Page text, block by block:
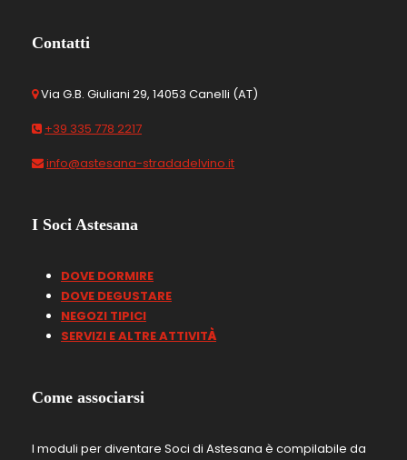
Contatti
Via G.B. Giuliani 29, 14053 Canelli (AT)
+39 335 778 2217
info@astesana-stradadelvino.it
I Soci Astesana
DOVE DORMIRE
DOVE DEGUSTARE
NEGOZI TIPICI
SERVIZI E ALTRE ATTIVITÀ
Come associarsi
I moduli per diventare Soci di Astesana è compilabile da